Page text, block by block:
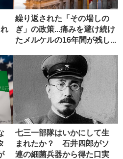
繰り返された「その場しの
ぎ」の政策...痛みを避け続け
たメルケルの16年間が残し...
七三一部隊はいかにして生
まれたか？ 石井四郎がソ
連の細菌兵器から得た口実